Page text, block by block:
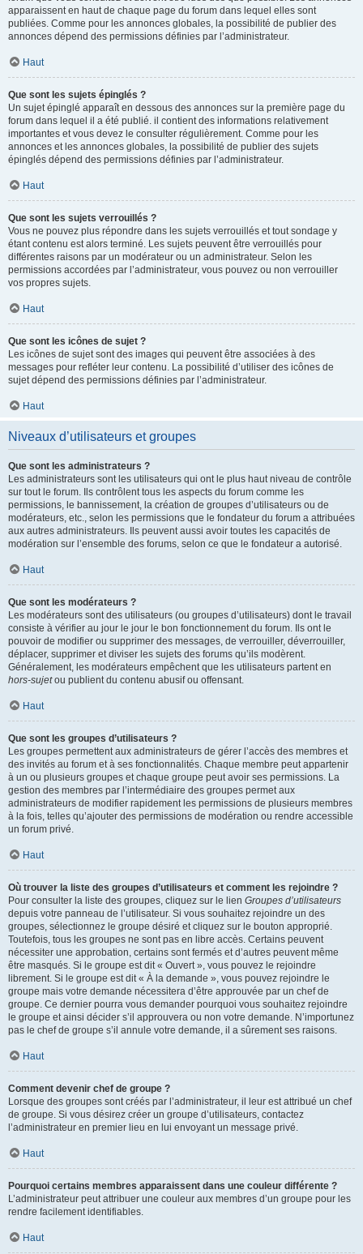
apparaissent en haut de chaque page du forum dans lequel elles sont
publiées. Comme pour les annonces globales, la possibilité de publier des
annonces dépend des permissions définies par l’administrateur.
Haut
Que sont les sujets épinglés ?
Un sujet épinglé apparaît en dessous des annonces sur la première page du
forum dans lequel il a été publié. il contient des informations relativement
importantes et vous devez le consulter régulièrement. Comme pour les
annonces et les annonces globales, la possibilité de publier des sujets
épinglés dépend des permissions définies par l’administrateur.
Haut
Que sont les sujets verrouillés ?
Vous ne pouvez plus répondre dans les sujets verrouillés et tout sondage y
étant contenu est alors terminé. Les sujets peuvent être verrouillés pour
différentes raisons par un modérateur ou un administrateur. Selon les
permissions accordées par l’administrateur, vous pouvez ou non verrouiller
vos propres sujets.
Haut
Que sont les icônes de sujet ?
Les icônes de sujet sont des images qui peuvent être associées à des
messages pour refléter leur contenu. La possibilité d’utiliser des icônes de
sujet dépend des permissions définies par l’administrateur.
Haut
Niveaux d’utilisateurs et groupes
Que sont les administrateurs ?
Les administrateurs sont les utilisateurs qui ont le plus haut niveau de contrôle
sur tout le forum. Ils contrôlent tous les aspects du forum comme les
permissions, le bannissement, la création de groupes d’utilisateurs ou de
modérateurs, etc., selon les permissions que le fondateur du forum a attribuées
aux autres administrateurs. Ils peuvent aussi avoir toutes les capacités de
modération sur l’ensemble des forums, selon ce que le fondateur a autorisé.
Haut
Que sont les modérateurs ?
Les modérateurs sont des utilisateurs (ou groupes d’utilisateurs) dont le travail
consiste à vérifier au jour le jour le bon fonctionnement du forum. Ils ont le
pouvoir de modifier ou supprimer des messages, de verrouiller, déverrouiller,
déplacer, supprimer et diviser les sujets des forums qu’ils modèrent.
Généralement, les modérateurs empêchent que les utilisateurs partent en
hors-sujetou publient du contenu abusif ou offensant.
Haut
Que sont les groupes d’utilisateurs ?
Les groupes permettent aux administrateurs de gérer l’accès des membres et
des invités au forum et à ses fonctionnalités. Chaque membre peut appartenir
à un ou plusieurs groupes et chaque groupe peut avoir ses permissions. La
gestion des membres par l’intermédiaire des groupes permet aux
administrateurs de modifier rapidement les permissions de plusieurs membres
à la fois, telles qu’ajouter des permissions de modération ou rendre accessible
un forum privé.
Haut
Où trouver la liste des groupes d’utilisateurs et comment les rejoindre ?
Pour consulter la liste des groupes, cliquez sur le lien Groupes d’utilisateurs
depuis votre panneau de l’utilisateur. Si vous souhaitez rejoindre un des
groupes, sélectionnez le groupe désiré et cliquez sur le bouton approprié.
Toutefois, tous les groupes ne sont pas en libre accès. Certains peuvent
nécessiter une approbation, certains sont fermés et d’autres peuvent même
être masqués. Si le groupe est dit « Ouvert », vous pouvez le rejoindre
librement. Si le groupe est dit « À la demande », vous pouvez rejoindre le
groupe mais votre demande nécessitera d’être approuvée par un chef de
groupe. Ce dernier pourra vous demander pourquoi vous souhaitez rejoindre
le groupe et ainsi décider s’il approuvera ou non votre demande. N’importunez
pas le chef de groupe s’il annule votre demande, il a sûrement ses raisons.
Haut
Comment devenir chef de groupe ?
Lorsque des groupes sont créés par l’administrateur, il leur est attribué un chef
de groupe. Si vous désirez créer un groupe d’utilisateurs, contactez
l’administrateur en premier lieu en lui envoyant un message privé.
Haut
Pourquoi certains membres apparaissent dans une couleur différente ?
L’administrateur peut attribuer une couleur aux membres d’un groupe pour les
rendre facilement identifiables.
Haut